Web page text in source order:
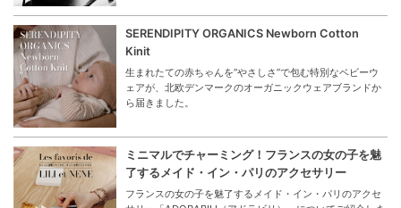
SERENDIPITY ORGANICS Newborn Cotton
Kinit
生まれたての赤ちゃんを“やさしさ”で包む特別なベビーウ
ェアが、北欧デンマークのオーガニックウェアブランドか
ら届きました。
ミニマルでチャーミング！フランスの女の子を魅
了するメイド・イン・パリのアクセサリー
フランスの女の子を魅了するメイド・イン・パリのアクセ